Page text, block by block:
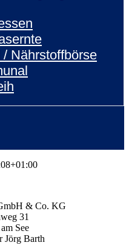
Nährstoffbörse
& Co. KG
31
See
Jörg Barth